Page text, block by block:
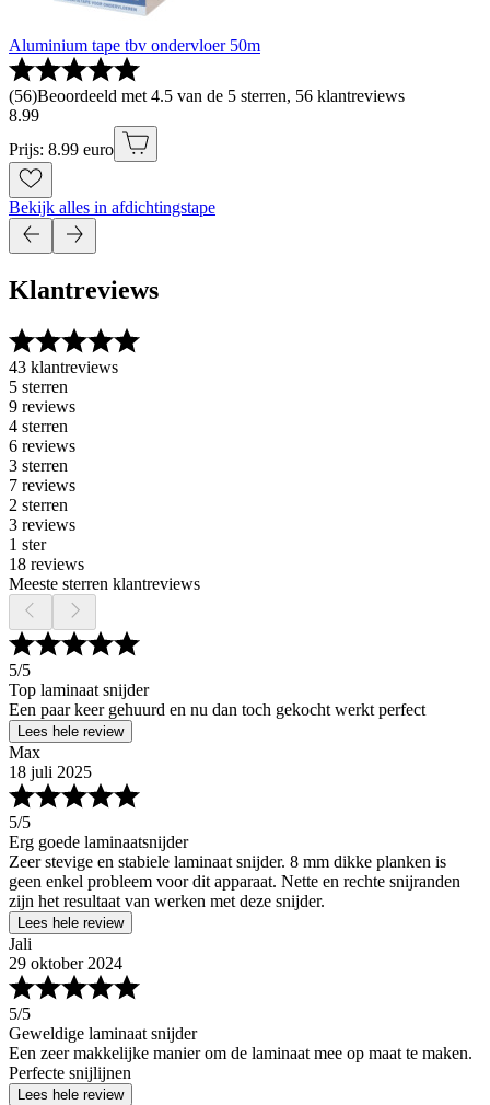
Aluminium tape tbv ondervloer 50m
(56)Beoordeeld met 4.5 van de 5 sterren, 56 klantreviews
8.99
Prijs: 8.99 euro
Bekijk alles in afdichtingstape
Klantreviews
43 klantreviews
5 sterren
9 reviews
4 sterren
6 reviews
3 sterren
7 reviews
2 sterren
3 reviews
1 ster
18 reviews
Meeste sterren klantreviews
5/5
Top laminaat snijder
Een paar keer gehuurd en nu dan toch gekocht werkt perfect
Lees hele review
Max
18 juli 2025
5/5
Erg goede laminaatsnijder
Zeer stevige en stabiele laminaat snijder. 8 mm dikke planken is
geen enkel probleem voor dit apparaat. Nette en rechte snijranden
zijn het resultaat van werken met deze snijder.
Lees hele review
Jali
29 oktober 2024
5/5
Geweldige laminaat snijder
Een zeer makkelijke manier om de laminaat mee op maat te maken.
Perfecte snijlijnen
Lees hele review